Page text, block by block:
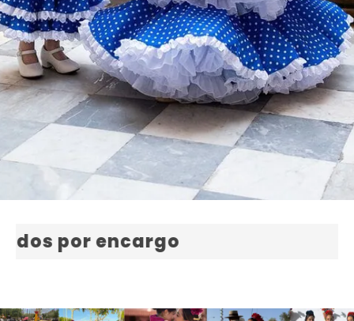
Fabricación 100% en Sevilla ·